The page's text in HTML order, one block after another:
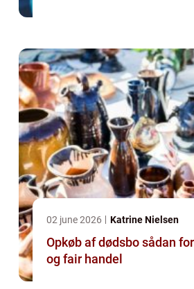
02 june 2026 Katrine Nielsen
Opkøb af dødsbo sådan foregår en tryg
og fair handel